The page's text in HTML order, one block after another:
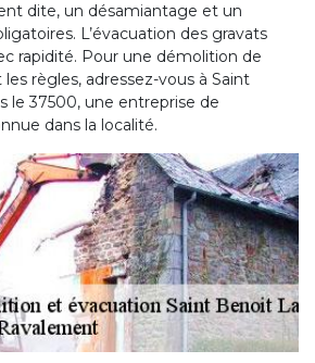
dite, un désamiantage et un
L’évacuation des gravats
rapidité. Pour une démolition de
règles, adressez-vous à Saint
le 37500, une entreprise de
dans la localité.